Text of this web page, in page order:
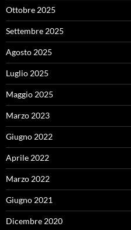
Ottobre 2025
Settembre 2025
Agosto 2025
Luglio 2025
Maggio 2025
Marzo 2023
Giugno 2022
Aprile 2022
Marzo 2022
Giugno 2021
Dicembre 2020